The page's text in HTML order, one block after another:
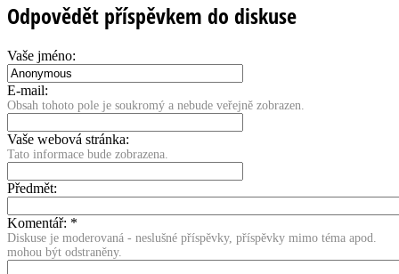
Odpovědět příspěvkem do diskuse
Vaše jméno:
E-mail:
Obsah tohoto pole je soukromý a nebude veřejně zobrazen.
Vaše webová stránka:
Tato informace bude zobrazena.
Předmět:
Komentář: *
Diskuse je moderovaná - neslušné příspěvky, příspěvky mimo téma apod.
mohou být odstraněny.